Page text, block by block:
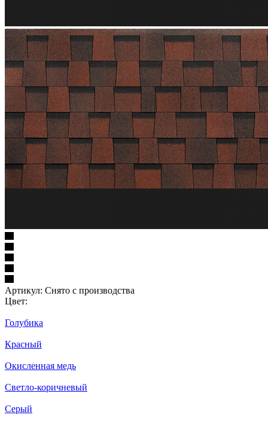
Артикул: Снято с производства
Цвет:
Голубика
Красный
Окисленная медь
Светло-коричневый
Серый